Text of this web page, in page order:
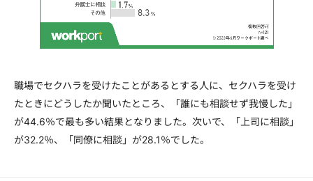
職場でセクハラを受けたことがあるとする人に、セクハラを受け
たときにどうしたか聞いたところ、「誰にも相談せず我慢した」
が44.6％で最も多い結果となりました。次いで、「上司に相談」
が32.2％、「同僚に相談」が28.1％でした。